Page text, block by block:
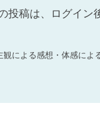
投稿は、ログイン
による感想・体感によ